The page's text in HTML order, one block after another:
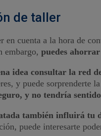
de taller
en cuenta a la hora de
embargo, puedes
idea consultar la red
y puede sorprenderte
y no tendría
también influirá tu
puede interesarte